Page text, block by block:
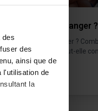
des
des
ainsi que de
l'utilisation de
la
du sport après manger ?
du sport après manger ?
? La digestion peut-elle
?